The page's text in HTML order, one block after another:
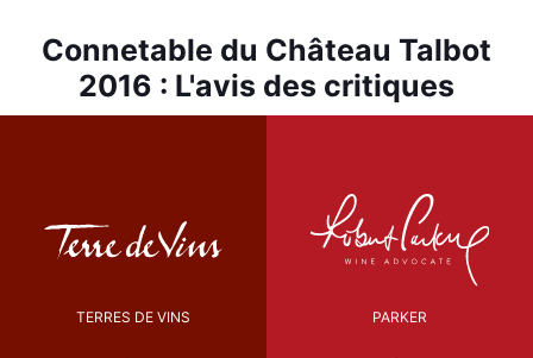
Connetable du Château Talbot
2016 : L'avis des critiques
TERRES DE VINS PARKER